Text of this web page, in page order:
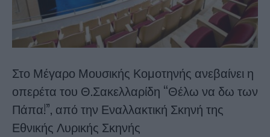
Στο Μέγαρο Μουσικής Κομοτηνής ανεβαίνει η
οπερέτα του Θ.Σακελλαρίδη “Θέλω να δω των
Πάπα!”, από την Εναλλακτική Σκηνή της
Εθνικής Λυρικής Σκηνής